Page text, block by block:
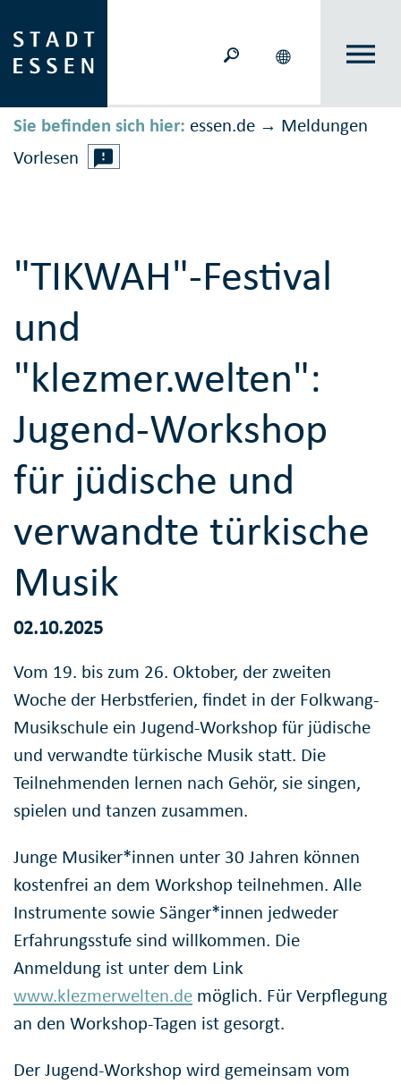
Sie befinden sich hier: essen.de → Meldungen
Vorlesen
"TIKWAH"-Festival
und
"klezmer.welten":
Jugend-Workshop
für jüdische und
verwandte türkische
Musik
02.10.2025
Vom 19. bis zum 26. Oktober, der zweiten
Woche der Herbstferien, findet in der Folkwang-
Musikschule ein Jugend-Workshop für jüdische
und verwandte türkische Musik statt. Die
Teilnehmenden lernen nach Gehör, sie singen,
spielen und tanzen zusammen.
Junge Musiker*innen unter 30 Jahren können
kostenfrei an dem Workshop teilnehmen. Alle
Instrumente sowie Sänger*innen jedweder
Erfahrungsstufe sind willkommen. Die
Anmeldung ist unter dem Link
www.klezmerwelten.de möglich. Für Verpflegung
an den Workshop-Tagen ist gesorgt.
Der Jugend-Workshop wird gemeinsam vom